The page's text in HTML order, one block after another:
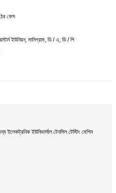
কেস
ইউনিয়ন, মানিগ্রাম, ডি / এ, ডি / পি
ইলেকট্রনিক ইউনিভার্সাল টেনসিল টেস্টিং মেশিন